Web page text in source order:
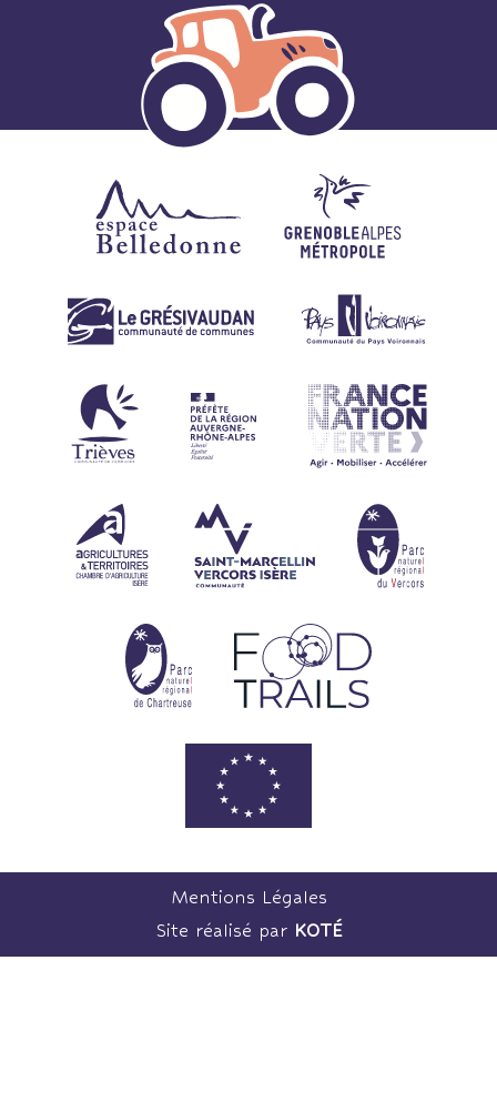
Mentions Légales
Site réalisé par KOTÉ